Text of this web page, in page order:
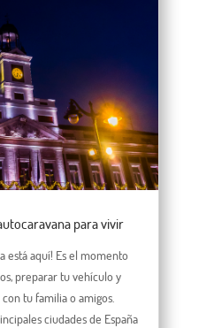
para vivir
está aquí! Es el momento
preparar tu vehículo y
tu familia o amigos.
ciudades de España